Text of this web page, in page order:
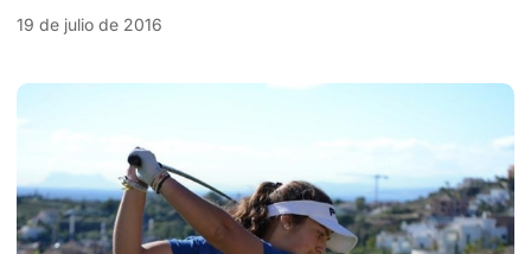
19 de julio de 2016